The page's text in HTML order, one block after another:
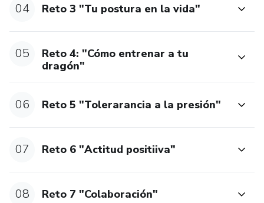
04 Reto 3 "Tu postura en la vida"
05
Reto 4: "Cómo entrenar a tu
dragón"
06 Reto 5 "Tolerarancia a la presión"
07 Reto 6 "Actitud positiiva"
08 Reto 7 "Colaboración"